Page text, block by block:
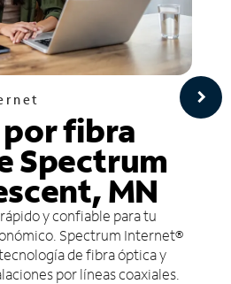
fibra
Spectrum
MN
y confiable para tu
Spectrum Internet®
de fibra óptica y
por líneas coaxiales.